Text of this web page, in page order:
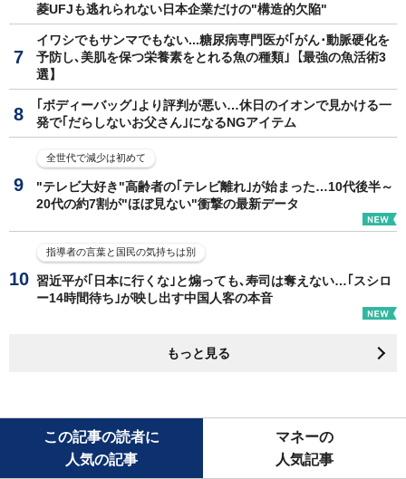
菱UFJも逃れられない日本企業だけの"構造的欠陥"
イワシでもサンマでもない...糖尿病専門医が｢がん･動脈硬化を
予防し､美肌を保つ栄養素をとれる魚の種類｣【最強の魚活術3
選】
｢ボディーバッグ｣より評判が悪い…休日のイオンで見かける一
発で｢だらしないお父さん｣になるNGアイテム
全世代で減少は初めて
"テレビ大好き"高齢者の｢テレビ離れ｣が始まった…10代後半～
20代の約7割が"ほぼ見ない"衝撃の最新データ
指導者の言葉と国民の気持ちは別
習近平が｢日本に行くな｣と煽っても､寿司は奪えない…｢スシロ
ー14時間待ち｣が映し出す中国人客の本音
もっと見る
この記事の読者に
人気の記事
マネーの
人気記事